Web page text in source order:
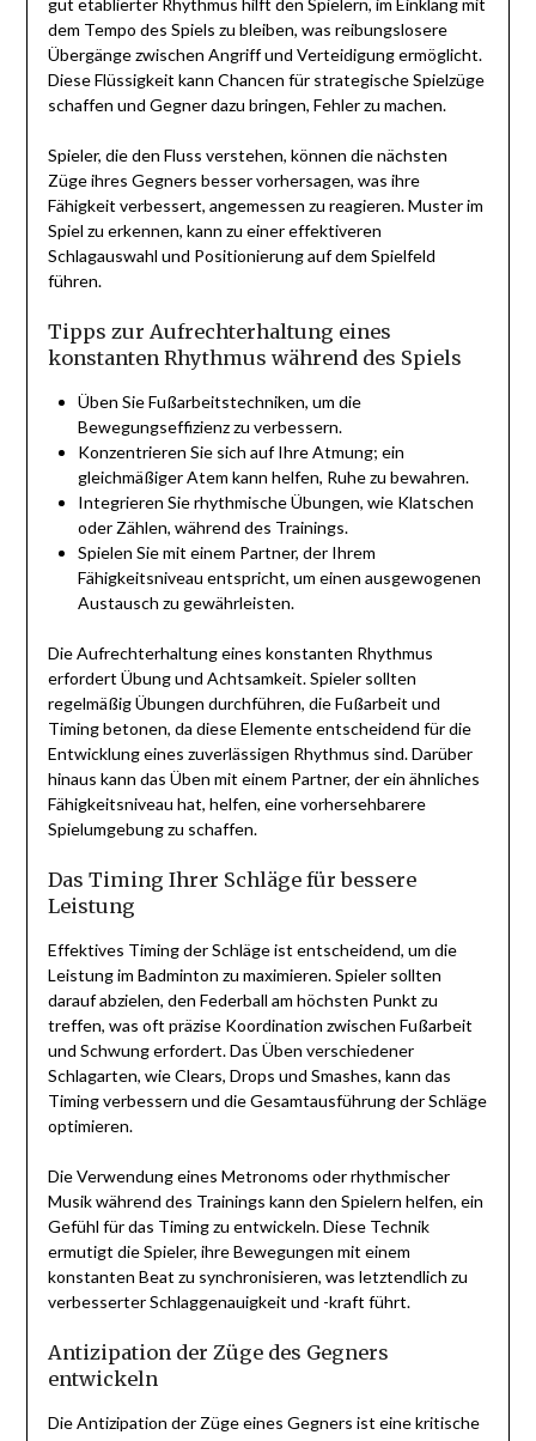
gut etablierter Rhythmus hilft den Spielern, im Einklang mit
dem Tempo des Spiels zu bleiben, was reibungslosere
Übergänge zwischen Angriff und Verteidigung ermöglicht.
Diese Flüssigkeit kann Chancen für strategische Spielzüge
schaffen und Gegner dazu bringen, Fehler zu machen.
Spieler, die den Fluss verstehen, können die nächsten
Züge ihres Gegners besser vorhersagen, was ihre
Fähigkeit verbessert, angemessen zu reagieren. Muster im
Spiel zu erkennen, kann zu einer effektiveren
Schlagauswahl und Positionierung auf dem Spielfeld
führen.
Tipps zur Aufrechterhaltung eines
konstanten Rhythmus während des Spiels
Üben Sie Fußarbeitstechniken, um die
Bewegungseffizienz zu verbessern.
Konzentrieren Sie sich auf Ihre Atmung; ein
gleichmäßiger Atem kann helfen, Ruhe zu bewahren.
Integrieren Sie rhythmische Übungen, wie Klatschen
oder Zählen, während des Trainings.
Spielen Sie mit einem Partner, der Ihrem
Fähigkeitsniveau entspricht, um einen ausgewogenen
Austausch zu gewährleisten.
Die Aufrechterhaltung eines konstanten Rhythmus
erfordert Übung und Achtsamkeit. Spieler sollten
regelmäßig Übungen durchführen, die Fußarbeit und
Timing betonen, da diese Elemente entscheidend für die
Entwicklung eines zuverlässigen Rhythmus sind. Darüber
hinaus kann das Üben mit einem Partner, der ein ähnliches
Fähigkeitsniveau hat, helfen, eine vorhersehbarere
Spielumgebung zu schaffen.
Das Timing Ihrer Schläge für bessere
Leistung
Effektives Timing der Schläge ist entscheidend, um die
Leistung im Badminton zu maximieren. Spieler sollten
darauf abzielen, den Federball am höchsten Punkt zu
treffen, was oft präzise Koordination zwischen Fußarbeit
und Schwung erfordert. Das Üben verschiedener
Schlagarten, wie Clears, Drops und Smashes, kann das
Timing verbessern und die Gesamtausführung der Schläge
optimieren.
Die Verwendung eines Metronoms oder rhythmischer
Musik während des Trainings kann den Spielern helfen, ein
Gefühl für das Timing zu entwickeln. Diese Technik
ermutigt die Spieler, ihre Bewegungen mit einem
konstanten Beat zu synchronisieren, was letztendlich zu
verbesserter Schlaggenauigkeit und -kraft führt.
Antizipation der Züge des Gegners
entwickeln
Die Antizipation der Züge eines Gegners ist eine kritische